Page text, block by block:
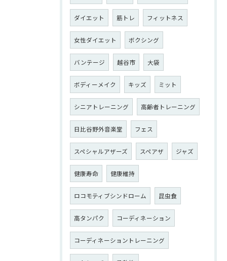
ダイエット 筋トレ フィットネス
女性ダイエット ボクシング
バンテージ 越谷市 大袋
ボディーメイク キッズ ミット
シニアトレーニング 高齢者トレーニング
日比谷野外音楽堂 フェス
スペシャルアザーズ スペアザ ジャズ
健康寿命 健康維持
ロコモティブシンドローム 昆虫食
高タンパク コーディネーション
コーディネーショントレーニング